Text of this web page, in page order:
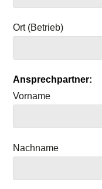
Ort (Betrieb)
Ansprechpartner:
Vorname
Nachname